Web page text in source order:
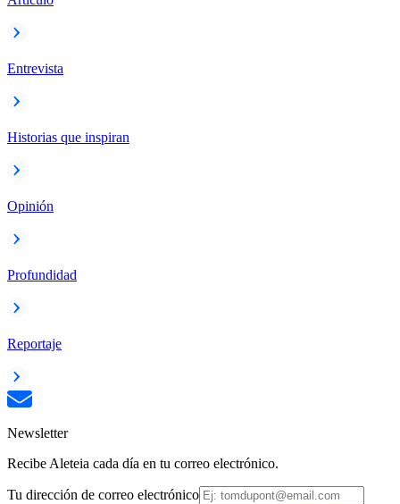
Entrevista
Historias que inspiran
Opinión
Profundidad
Reportaje
Newsletter
Recibe Aleteia cada día en tu correo electrónico.
Tu dirección de correo electrónico